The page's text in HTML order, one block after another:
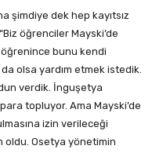
şimdiye dek hep kayıtsız
öğrenciler Mayski’de
öğrenince bunu kendi
olsa yardım etmek istedik.
verdik. İnguşetya
topluyor. Ama Mayski’de
izin verileceği
oldu. Osetya yönetimin